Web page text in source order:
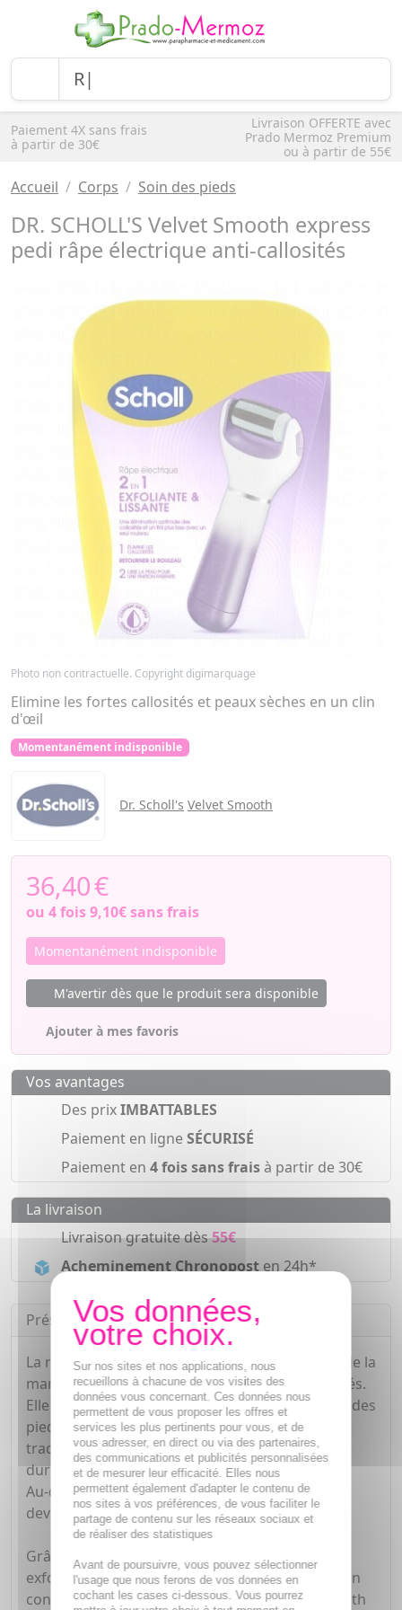
Paiement 4X sans frais
à partir de 30€
Livraison OFFERTE avec
Prado Mermoz Premium
ou à partir de 55€
Accueil Corps Soin des pieds
DR. SCHOLL'S Velvet Smooth express
pedi râpe électrique anti-callosités
Photo non contractuelle. Copyright digimarquage
Elimine les fortes callosités et peaux sèches en un clin
d'œil
Momentanément indisponible
Dr. Scholl's Velvet Smooth
36,40€
ou 4 fois9,10€sans frais
Momentanément indisponible
M'avertir dès que le produit sera disponible
Ajouter à mes favoris
Vos avantages
Des prixIMBATTABLES
Paiement en ligneSÉCURISÉ
Paiement en 4 fois sans fraisà partir de 30€
La livraison
Livraison gratuite dès55€
Acheminement Chronopost en 24h*
Présentation
La râpe électrique Velvet Smooth Express Pédi de la
marque Scholl permet de combattre les callosités.
Elle est indiquée dans le cadre d'une exfoliation des
pieds rugueux et sujets à la corne, qui se
traduisent par un épaississement et un
durcissement de l'épiderme.
Au-delà de l'aspect inesthétique, elles peuvent
devenir gênante voire douloureuses.
Grâce à son rouleau de gommage aux grains
exfoliants et aux courbes arrondies apportant un
confort maximal, la râpe électrique Velvet Smooth
Sur nos sites et nos applications, nous
recueillons à chacune de vos visites des
données vous concernant. Ces données nous
permettent de vous proposer les offres et
services les plus pertinents pour vous, et de
vous adresser, en direct ou via des partenaires,
des communications et publicités personnalisées
et de mesurer leur efficacité. Elles nous
permettent également d'adapter le contenu de
nos sites à vos préférences, de vous faciliter le
partage de contenu sur les réseaux sociaux et
de réaliser des statistiques
Avant de poursuivre, vous pouvez sélectionner
l'usage que nous ferons de vos données en
cochant les cases ci-dessous. Vous pourrez